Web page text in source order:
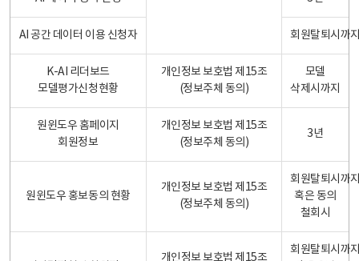
AI 공간 데이터 이용 신청자 회원탈퇴시까
K-AI 리더보드
모델평가신청현황
개인정보 보호법 제15조
(정보주체 동의)
모델
삭제시까지
원윈도우 홈페이지
회원정보
개인정보 보호법 제15조
(정보주체 동의)
3년
원윈도우 홍보동의 현황
개인정보 보호법 제15조
(정보주체 동의)
회원탈퇴시까
혹은 동의
철회시
개인정보 보호법 제15조
회원탈퇴시까